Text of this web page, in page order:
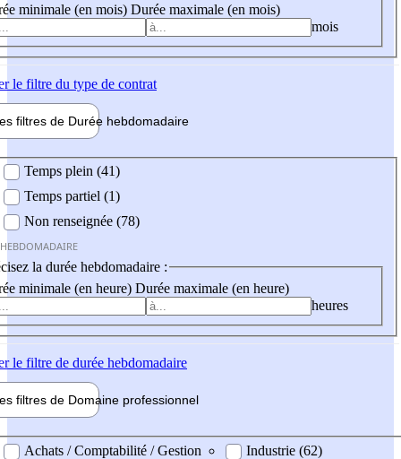
minimale (en mois) Durée maximale (en mois)
mois
le filtre du type de contrat
filtres de Durée hebdomadaire
Temps plein (41)
Temps partiel (1)
Non renseignée (78)
la durée hebdomadaire :
minimale (en heure) Durée maximale (en heure)
heures
le filtre de durée hebdomadaire
filtres de Domaine professionnel
professionel
Achats / Comptabilité / Gestion
Industrie (62)